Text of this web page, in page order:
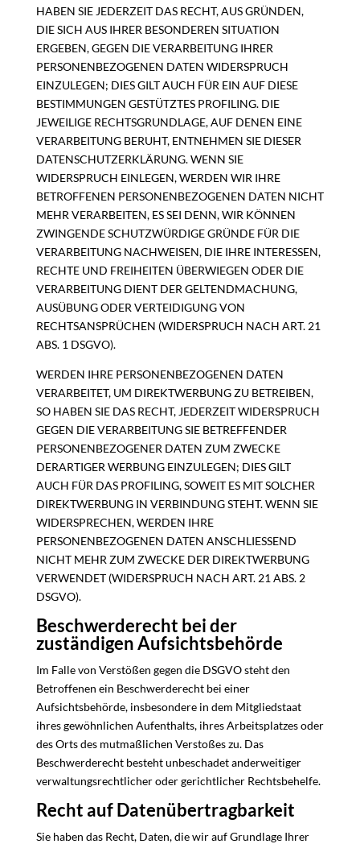
HABEN SIE JEDERZEIT DAS RECHT, AUS GRÜNDEN,
DIE SICH AUS IHRER BESONDEREN SITUATION
ERGEBEN, GEGEN DIE VERARBEITUNG IHRER
PERSONENBEZOGENEN DATEN WIDERSPRUCH
EINZULEGEN; DIES GILT AUCH FÜR EIN AUF DIESE
BESTIMMUNGEN GESTÜTZTES PROFILING. DIE
JEWEILIGE RECHTSGRUNDLAGE, AUF DENEN EINE
VERARBEITUNG BERUHT, ENTNEHMEN SIE DIESER
DATENSCHUTZERKLÄRUNG. WENN SIE
WIDERSPRUCH EINLEGEN, WERDEN WIR IHRE
BETROFFENEN PERSONENBEZOGENEN DATEN NICHT
MEHR VERARBEITEN, ES SEI DENN, WIR KÖNNEN
ZWINGENDE SCHUTZWÜRDIGE GRÜNDE FÜR DIE
VERARBEITUNG NACHWEISEN, DIE IHRE INTERESSEN,
RECHTE UND FREIHEITEN ÜBERWIEGEN ODER DIE
VERARBEITUNG DIENT DER GELTENDMACHUNG,
AUSÜBUNG ODER VERTEIDIGUNG VON
RECHTSANSPRÜCHEN (WIDERSPRUCH NACH ART. 21
ABS. 1 DSGVO).
WERDEN IHRE PERSONENBEZOGENEN DATEN
VERARBEITET, UM DIREKTWERBUNG ZU BETREIBEN,
SO HABEN SIE DAS RECHT, JEDERZEIT WIDERSPRUCH
GEGEN DIE VERARBEITUNG SIE BETREFFENDER
PERSONENBEZOGENER DATEN ZUM ZWECKE
DERARTIGER WERBUNG EINZULEGEN; DIES GILT
AUCH FÜR DAS PROFILING, SOWEIT ES MIT SOLCHER
DIREKTWERBUNG IN VERBINDUNG STEHT. WENN SIE
WIDERSPRECHEN, WERDEN IHRE
PERSONENBEZOGENEN DATEN ANSCHLIESSEND
NICHT MEHR ZUM ZWECKE DER DIREKTWERBUNG
VERWENDET (WIDERSPRUCH NACH ART. 21 ABS. 2
DSGVO).
Beschwerde­recht bei der
zuständigen Aufsichts­behörde
Im Falle von Verstößen gegen die DSGVO steht den
Betroffenen ein Beschwerderecht bei einer
Aufsichtsbehörde, insbesondere in dem Mitgliedstaat
ihres gewöhnlichen Aufenthalts, ihres Arbeitsplatzes oder
des Orts des mutmaßlichen Verstoßes zu. Das
Beschwerderecht besteht unbeschadet anderweitiger
verwaltungsrechtlicher oder gerichtlicher Rechtsbehelfe.
Recht auf Daten­übertrag­barkeit
Sie haben das Recht, Daten, die wir auf Grundlage Ihrer